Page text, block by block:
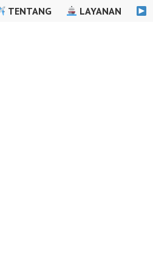
TENTANG LAYANAN